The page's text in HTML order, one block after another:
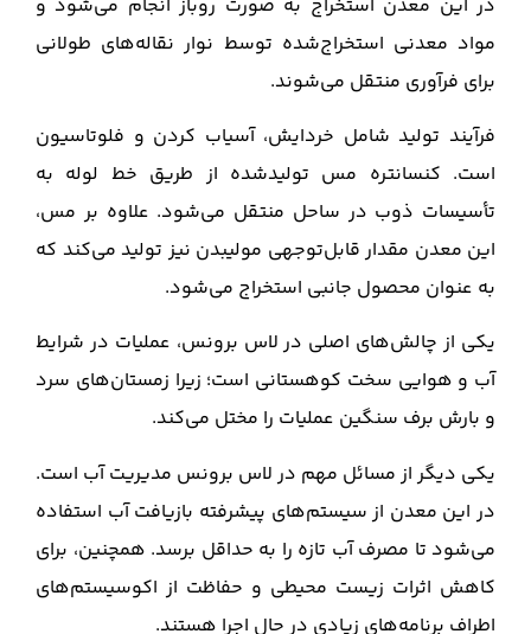
در این معدن استخراج به صورت روباز انجام می‌شود و
مواد معدنی استخراج‌شده توسط نوار نقاله‌های طولانی
برای فرآوری منتقل می‌شوند.
فرآیند تولید شامل خردایش، آسیاب کردن و فلوتاسیون
است. کنسانتره مس تولید‌شده از طریق خط لوله به
تأسیسات ذوب در ساحل منتقل می‌شود. علاوه بر مس،
این معدن مقدار قابل‌توجهی مولیبدن نیز تولید می‌کند که
به عنوان محصول جانبی استخراج می‌شود.
یکی از چالش‌های اصلی در لاس برونس، عملیات در شرایط
آب و هوایی سخت کوهستانی است؛ زیرا زمستان‌های سرد
و بارش برف سنگین عملیات را مختل می‌کند.
یکی دیگر از مسائل مهم در لاس برونس مدیریت آب است.
در این معدن از سیستم‌های پیشرفته بازیافت آب استفاده
می‌شود تا مصرف آب تازه را به حداقل برسد. همچنین، برای
کاهش اثرات زیست محیطی و حفاظت از اکوسیستم‌های
اطراف برنامه‌های زیادی در حال اجرا هستند.